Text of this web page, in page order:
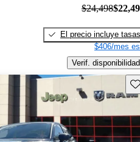
$24,498
El precio incluye tasas
$406/mes
Verif. disponibilidad